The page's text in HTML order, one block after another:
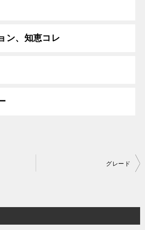
ン、知恵コレ
グレード